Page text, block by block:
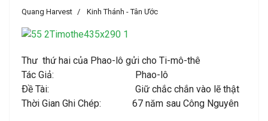
Quang Harvest Kinh Thánh - Tân Ước
Thư thứ hai của Phao-lô gửi cho Ti-mô-thê
Tác Giả: Phao-lô
Ðề Tài: Giữ chắc chắn vào lẽ thật
Thời Gian Ghi Chép: 67 năm sau Công Nguyên